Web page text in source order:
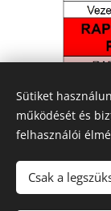
Árainkat
elteltével áraink
© 2016
Sütiket
működését és
felhasználói
Csak a